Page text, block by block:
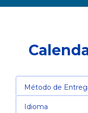
Método de
Idioma